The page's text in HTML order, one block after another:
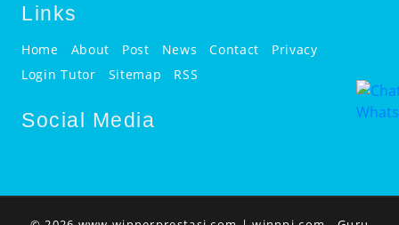
Links
Home About Post News Contact
Privacy
Login Tutor
Sitemap RSS
Social Media